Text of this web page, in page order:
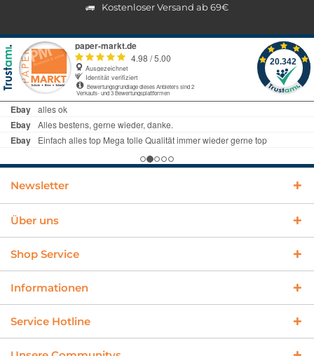
Kostenloser Versand ab 69€
Newsletter
Über uns
Shop Service
Informationen
Service Hotline